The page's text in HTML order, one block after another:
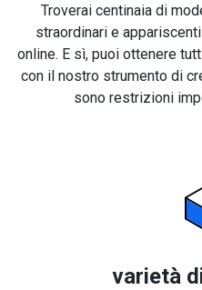
Troverai centinaia di
straordinari e
online. E sì, puoi ottenere
con il nostro strumento di
sono restrizioni
varietà